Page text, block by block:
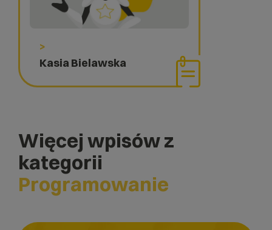
>
Kasia Bielawska
Więcej wpisów z
kategorii
Programowanie